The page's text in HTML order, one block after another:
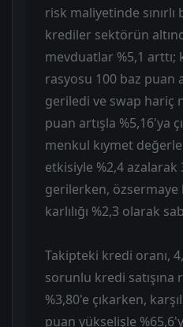
risk maliyetinde
krediler sektörün
mevduatlar %5,1
rasyosu 100 baz puan
geriledi ve swap hariç
puan artışla %5,16'ya
menkul kıymet
etkisiyle %2,4 azalarak
gerilerken, özsermaye
karlılığı %2,3 olarak
Takipteki kredi oranı,
sorunlu kredi
%3,80'e çıkarken,
puan yükselişle